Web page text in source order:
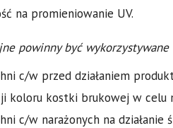
na promieniowanie UV.
powinny być wykorzystywane
c/w przed działaniem
koloru kostki brukowej w celu
c/w narażonych na